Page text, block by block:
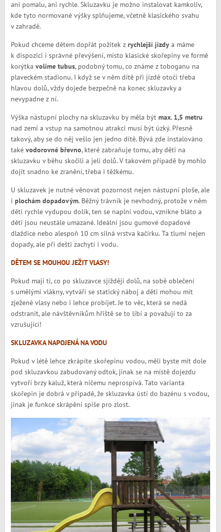
ani pomalu, ani rychle. Skluzavku je možno instalovat kamkoliv,
kde tyto normované výšky splňujeme, včetně klasického svahu
v zahradě.
Pokud chceme dětem dopřát požitek z rychlejší jízdya máme
k dispozici i správné převýšení, místo klasické skořepiny ve formě
korýtka volíme tubus, podobný tomu, co známe z toboganu na
plaveckém stadionu. I když se v něm dítě při jízdě otočí třeba
hlavou dolů, vždy dojede bezpečně na konec skluzavky a
nevypadne z ní.
Výška nástupní plochy na skluzavku by měla býtmax. 1,5 metru
nad zemí a vstup na samotnou atrakci musí být úzký. Přesně
takový, aby se do něj vešlo jen jedno dítě. Bývá zde instalováno
také vodorovné břevno, které zabraňuje tomu, aby děti na
skluzavku v běhu skočili a jeli dolů. V takovém případě by mohlo
dojít snadno ke zranění, třeba i těžkému.
U skluzavek je nutné věnovat pozornost nejen nástupní ploše, ale
i plochám dopadovým. Běžný trávník je nevhodný, protože v něm
děti rychle vydupou dolík, ten se naplní vodou, vznikne bláto a
děti jsou neustále umazané. Ideální jsou gumové dopadové
dlaždice nebo alespoň 10 cm silná vrstva kačírku. Ta tlumí nejen
dopady, ale při dešti zachytí i vodu.
DĚTEM SE MOUHOU JEŽIT VLASY!
Pokud mají ti, co po skluzavce sjíždějí dolů, na sobě oblečení
s umělými vlákny, vytváří se statický náboj a děti mohou mít
zježené vlasy nebo i lehce probíjet. Je to věc, která se nedá
odstranit, ale návštěvníkům hřiště se to líbí a považují to za
vzrušující!
SKLUZAVKA NAPOJENÁ NA VODU
Pokud v létě lehce zkrápíte skořepinu vodou, měli byste mít dole
pod skluzavkou zabudovaný odtok, jinak se na místě dojezdu
vytvoří brzy kaluž, která ničemu neprospívá. Tato varianta
skořepin je dobrá v případě, že skluzavka ústí do bazénu s vodou,
jinak je funkce skrápění spíše pro zlost.